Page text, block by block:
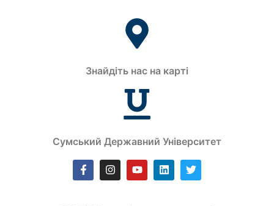
Знайдіть нас на карті
Сумський Державний Університет